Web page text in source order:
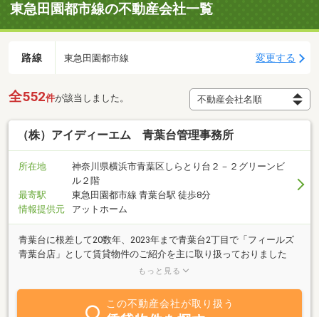
東急田園都市線の不動産会社一覧
路線 東急田園都市線 変更する
全552件が該当しました。
（株）アイディーエム 青葉台管理事務所
所在地
神奈川県横浜市青葉区しらとり台２－２グリーンビ
ル２階
最寄駅
東急田園都市線 青葉台駅 徒歩8分
情報提供元
アットホーム
青葉台に根差して20数年、2023年まで青葉台2丁目で「フィールズ
青葉台店」として賃貸物件のご紹介を主に取り扱っておりました
が、家主様より需要を多く頂き、2024年4月に賃貸管理を主軸とし
をお持ちのオーナー様へ】 入居者様とのやり取り、家賃管理、BM
管理、リフォーム・リノベーションまで賃貸に係ることはワンスト
もっと見る
この不動産会社が取り扱う